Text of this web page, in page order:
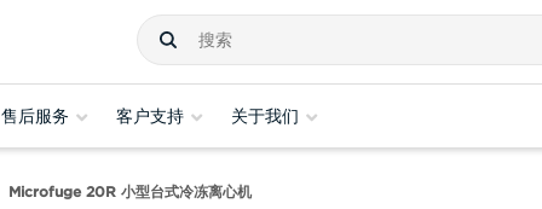
售后服务 客户支持 关于我们
Microfuge 20R 小型台式冷冻离心机